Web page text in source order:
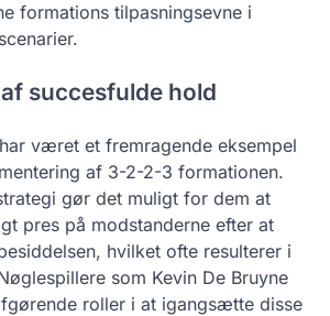
formations tilpasningsevne i
succesfulde hold
været et fremragende eksempel
af 3-2-2-3 formationen.
gør det muligt for dem at
pres på modstanderne efter at
hvilket ofte resulterer i
som Kevin De Bruyne
roller i at igangsætte disse